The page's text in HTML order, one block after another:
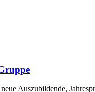
Auszubildende,